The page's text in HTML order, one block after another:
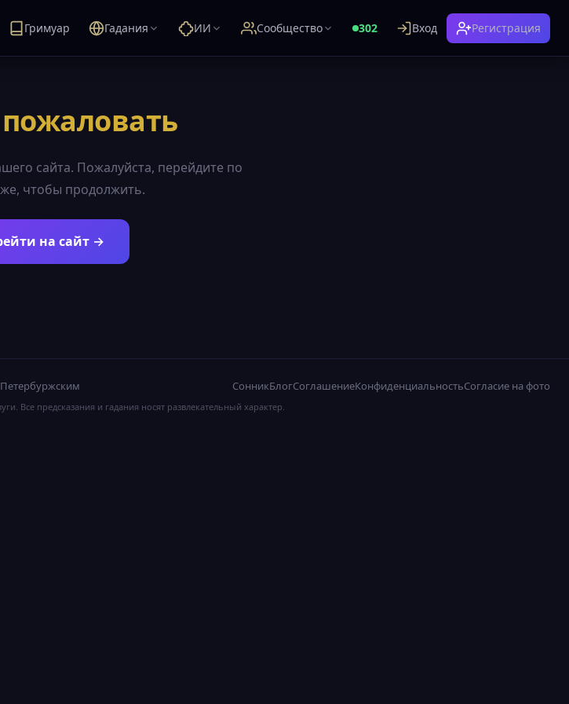
Гримуар Гадания ИИ Сообщество 302 Вход Регистрация
сайта. Пожалуйста, перейдите по
чтобы продолжить.
на сайт →
СонникБлогСоглашениеКонфиденциальностьСогласие на фото
Все предсказания и гадания носят развлекательный характер.